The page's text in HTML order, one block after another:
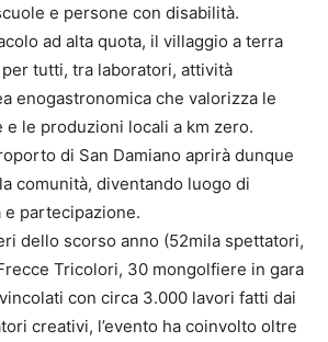
e persone con disabilità.
ad alta quota, il villaggio a terra
tutti, tra laboratori, attività
enogastronomica che valorizza le
le produzioni locali a km zero.
di San Damiano aprirà dunque
comunità, diventando luogo di
partecipazione.
dello scorso anno (52mila spettatori,
Tricolori, 30 mongolfiere in gara
con circa 3.000 lavori fatti dai
creativi, l’evento ha coinvolto oltre